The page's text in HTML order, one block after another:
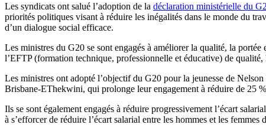
Les syndicats ont salué l’adoption de la déclaration ministérielle du
priorités politiques visant à réduire les inégalités dans le monde du
d’un dialogue social efficace.
Les ministres du G20 se sont engagés à améliorer la qualité, la
l’EFTP (formation technique, professionnelle et éducative) de
Les ministres ont adopté l’objectif du G20 pour la jeunesse de
Brisbane-EThekwini, qui prolonge leur engagement à réduire de 25
Ils se sont également engagés à réduire progressivement l’écart
à s’efforcer de réduire l’écart salarial entre les hommes et les